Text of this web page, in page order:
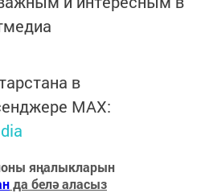
в
MАХ:
яңалыкларын
да белә аласыз